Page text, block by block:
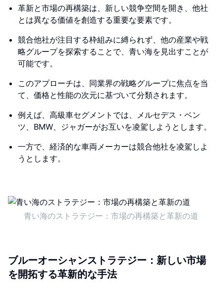
革新と市場の再構築は、新しい競争空間を開き、他社
とは異なる価値を創造する重要な要素です。
競合他社が注目する枠組みに縛られず、他の産業や戦
略グループを探索することで、青い海を見出すことが
可能です。
このアプローチは、同業界の戦略グループに焦点を当
て、価格と性能の次元に基づいて分類されます。
例えば、高級車セグメントでは、メルセデス・ベン
ツ、BMW、ジャガーがお互いを凌駕しようとします。
一方で、経済的な車両メーカーは競合他社を凌駕しよ
うとします。
青い海のストラテジー：市場の再構築と革新の道
ブルーオーシャンストラテジー：新しい市場
を開拓する革新的な手法